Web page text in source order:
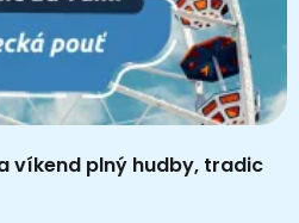
víkend plný hudby, tradic